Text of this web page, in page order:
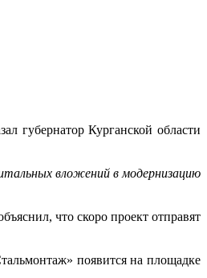
губернатор Курганской области
вложений в модернизацию
что скоро проект отправят
появится на площадке